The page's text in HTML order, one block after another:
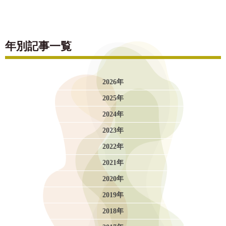
年別記事一覧
2026年
2025年
2024年
2023年
2022年
2021年
2020年
2019年
2018年